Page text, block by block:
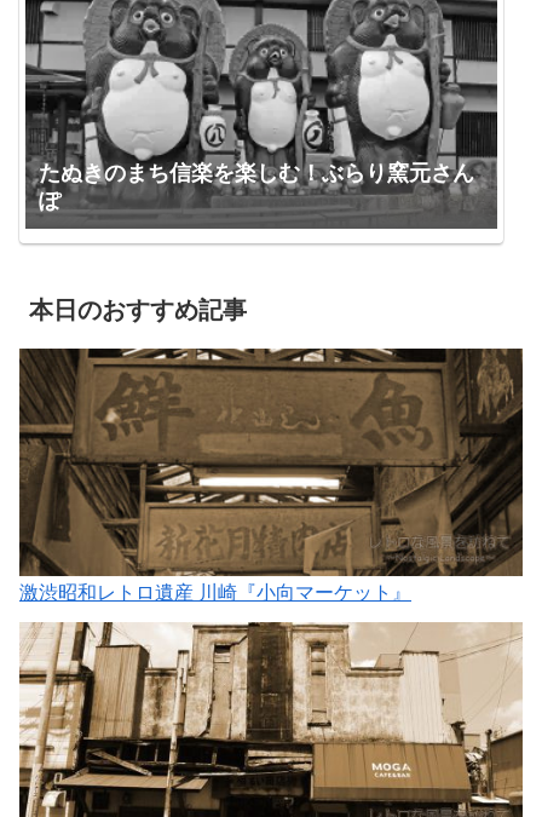
たぬきのまち信楽を楽しむ！ぶらり窯元さん
ぽ
本日のおすすめ記事
激渋昭和レトロ遺産 川崎『小向マーケット』